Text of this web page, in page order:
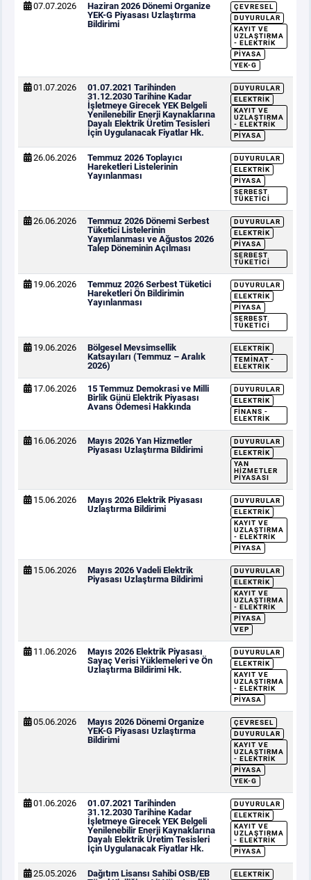
07.07.2026
Haziran 2026 Dönemi Organize
YEK-G Piyasası Uzlaştırma
Bildirimi
ÇEVRESEL
DUYURULAR
KAYIT VE
UZLAŞTIRMA
- ELEKTRIK
PIYASA
YEK-G
01.07.2026
01.07.2021 Tarihinden
31.12.2030 Tarihine Kadar
İşletmeye Girecek YEK Belgeli
Yenilenebilir Enerji Kaynaklarına
Dayalı Elektrik Üretim Tesisleri
İçin Uygulanacak Fiyatlar Hk.
DUYURULAR
ELEKTRIK
KAYIT VE
UZLAŞTIRMA
- ELEKTRIK
PIYASA
26.06.2026
Temmuz 2026 Toplayıcı
Hareketleri Listelerinin
Yayınlanması
DUYURULAR
ELEKTRIK
PIYASA
SERBEST
TÜKETICI
26.06.2026
Temmuz 2026 Dönemi Serbest
Tüketici Listelerinin
Yayımlanması ve Ağustos 2026
Talep Döneminin Açılması
DUYURULAR
ELEKTRIK
PIYASA
SERBEST
TÜKETICI
19.06.2026
Temmuz 2026 Serbest Tüketici
Hareketleri Ön Bildirimin
Yayınlanması
DUYURULAR
ELEKTRIK
PIYASA
SERBEST
TÜKETICI
19.06.2026
Bölgesel Mevsimsellik
Katsayıları (Temmuz – Aralık
2026)
ELEKTRIK
TEMINAT -
ELEKTRIK
17.06.2026
15 Temmuz Demokrasi ve Milli
Birlik Günü Elektrik Piyasası
Avans Ödemesi Hakkında
DUYURULAR
ELEKTRIK
FINANS -
ELEKTRIK
16.06.2026
Mayıs 2026 Yan Hizmetler
Piyasası Uzlaştırma Bildirimi
DUYURULAR
ELEKTRIK
YAN
HIZMETLER
PIYASASI
15.06.2026
Mayıs 2026 Elektrik Piyasası
Uzlaştırma Bildirimi
DUYURULAR
ELEKTRIK
KAYIT VE
UZLAŞTIRMA
- ELEKTRIK
PIYASA
15.06.2026
Mayıs 2026 Vadeli Elektrik
Piyasası Uzlaştırma Bildirimi
DUYURULAR
ELEKTRIK
KAYIT VE
UZLAŞTIRMA
- ELEKTRIK
PIYASA
VEP
11.06.2026
Mayıs 2026 Elektrik Piyasası
Sayaç Verisi Yüklemeleri ve Ön
Uzlaştırma Bildirimi Hk.
DUYURULAR
ELEKTRIK
KAYIT VE
UZLAŞTIRMA
- ELEKTRIK
PIYASA
05.06.2026
Mayıs 2026 Dönemi Organize
YEK-G Piyasası Uzlaştırma
Bildirimi
ÇEVRESEL
DUYURULAR
KAYIT VE
UZLAŞTIRMA
- ELEKTRIK
PIYASA
YEK-G
01.06.2026
01.07.2021 Tarihinden
31.12.2030 Tarihine Kadar
İşletmeye Girecek YEK Belgeli
Yenilenebilir Enerji Kaynaklarına
Dayalı Elektrik Üretim Tesisleri
İçin Uygulanacak Fiyatlar Hk.
DUYURULAR
ELEKTRIK
KAYIT VE
UZLAŞTIRMA
- ELEKTRIK
PIYASA
25.05.2026
Dağıtım Lisansı Sahibi OSB/EB
ELEKTRIK